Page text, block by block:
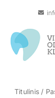
content
Pagrindinis
Titulinis /